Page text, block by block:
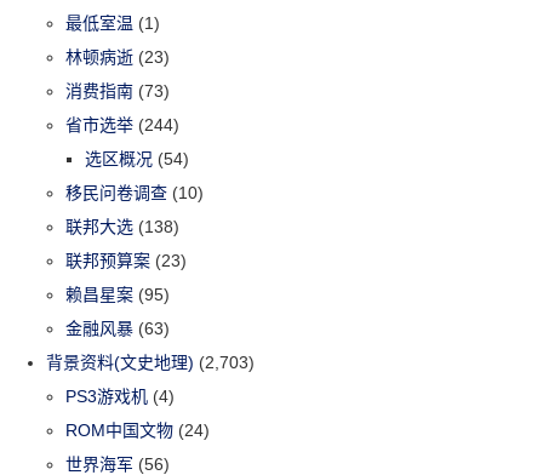
最低室温 (1)
林顿病逝 (23)
消费指南 (73)
省市选举 (244)
选区概况 (54)
移民问卷调查 (10)
联邦大选 (138)
联邦预算案 (23)
赖昌星案 (95)
金融风暴 (63)
背景资料(文史地理) (2,703)
PS3游戏机 (4)
ROM中国文物 (24)
世界海军 (56)